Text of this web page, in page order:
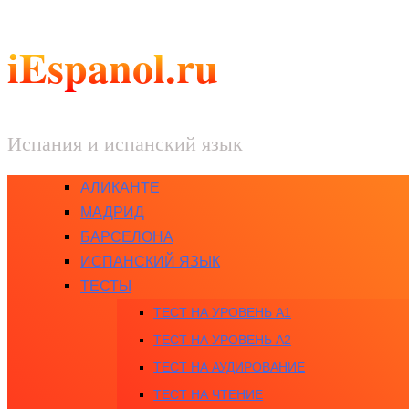
iEspanol.ru
Испания и испанский язык
АЛИКАНТЕ
МАДРИД
БАРСЕЛОНА
ИСПАНСКИЙ ЯЗЫК
ТЕСТЫ
ТЕСТ НА УРОВЕНЬ A1
ТЕСТ НА УРОВЕНЬ A2
ТЕСТ НА АУДИРОВАНИЕ
ТЕСТ НА ЧТЕНИЕ